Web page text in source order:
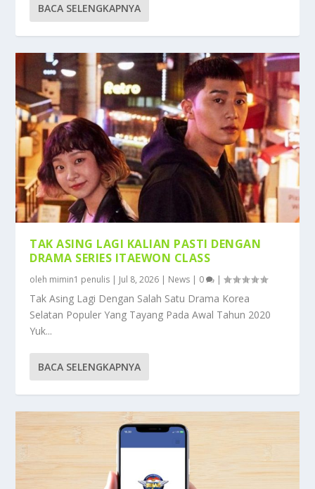
BACA SELENGKAPNYA
TAK ASING LAGI KALIAN PASTI DENGAN
DRAMA SERIES ITAEWON CLASS
oleh mimin1 penulis | Jul 8, 2026 | News | 0 |
Tak Asing Lagi Dengan Salah Satu Drama Korea
Selatan Populer Yang Tayang Pada Awal Tahun 2020
Yuk...
BACA SELENGKAPNYA